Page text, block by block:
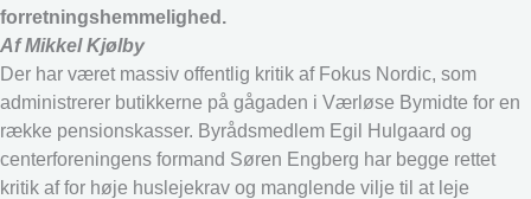
forretningshemmelighed.
Af Mikkel Kjølby
Der har været massiv offentlig kritik af Fokus Nordic, som
administrerer butikkerne på gågaden i Værløse Bymidte for en
række pensionskasser. Byrådsmedlem Egil Hulgaard og
centerforeningens formand Søren Engberg har begge rettet
kritik af for høje huslejekrav og manglende vilje til at leje